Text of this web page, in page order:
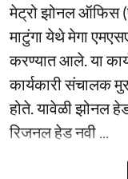
मेट्रो झोनल ऑफिस
माटुंगा येथे मेगा
करण्यात आले. या
कार्यकारी संचालक
होते. यावेळी झोनल
रिजनल हेड नवी ...